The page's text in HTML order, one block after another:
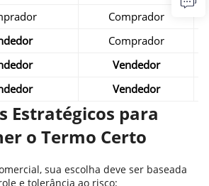
Comprador
Comprador
Vendedor
Vendedor
Estratégicos para
o Termo Certo
sua escolha deve ser baseada
e tolerância ao risco: